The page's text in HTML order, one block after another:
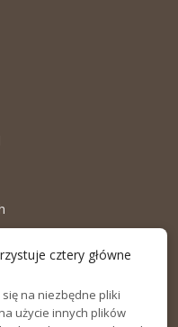
cztery główne
na niezbędne pliki
użycie innych plików